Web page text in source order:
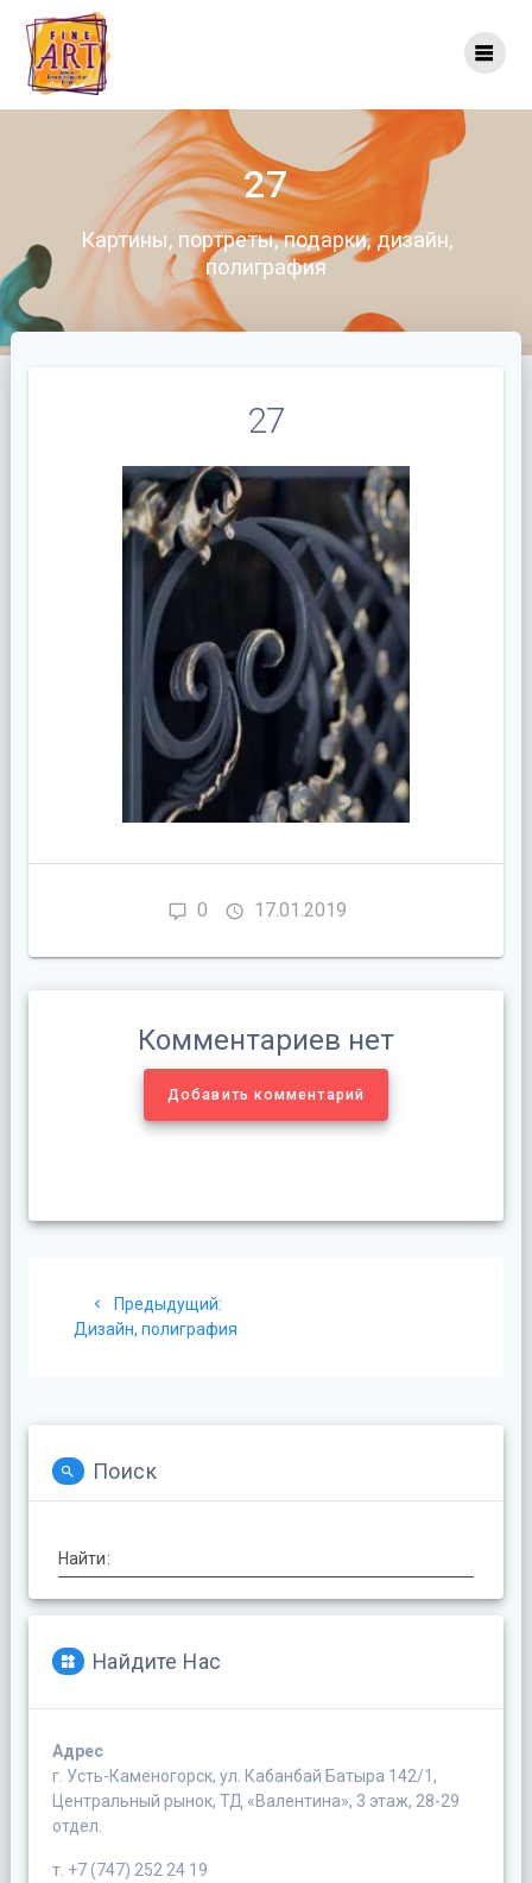
27
Картины, портреты, подарки, дизайн,
полиграфия
27
0 17.01.2019
Комментариев нет
Добавить комментарий
по
Предыдущий:
запись:
Дизайн, полиграфия
Поиск
Найти:
Найдите Нас
Адрес
г. Усть-Каменогорск, ул. Кабанбай Батыра 142/1,
Центральный рынок, ТД «Валентина», 3 этаж, 28-29
отдел.
т. +7 (747) 252 24 19